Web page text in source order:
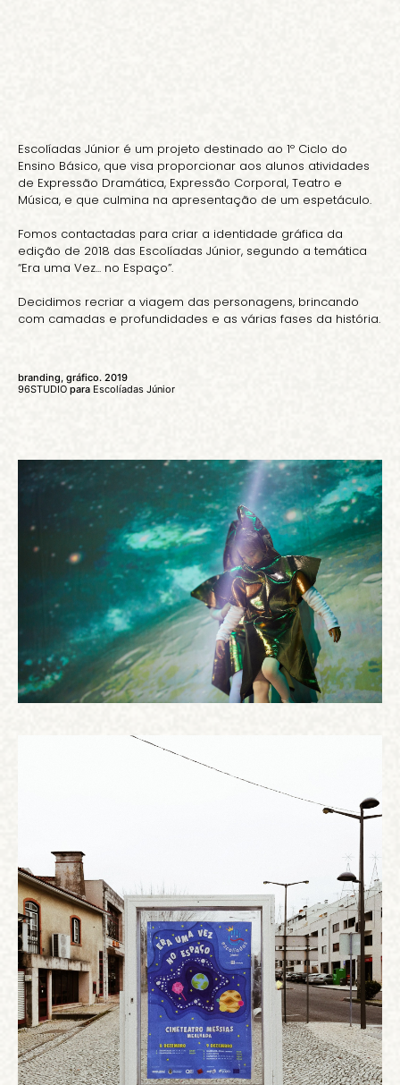
Escolíadas Júnior é um projeto destinado ao 1º Ciclo do
Ensino Básico, que visa proporcionar aos alunos atividades
de Expressão Dramática, Expressão Corporal, Teatro e
Música, e que culmina na apresentação de um espetáculo.
Fomos contactadas para criar a identidade gráfica da
edição de 2018 das Escolíadas Júnior, segundo a temática
“Era uma Vez... no Espaço”.
Decidimos recriar a viagem das personagens, brincando
com camadas e profundidades e as várias fases da história.
branding, gráfico. 2019
96STUDIO para Escolíadas Júnior